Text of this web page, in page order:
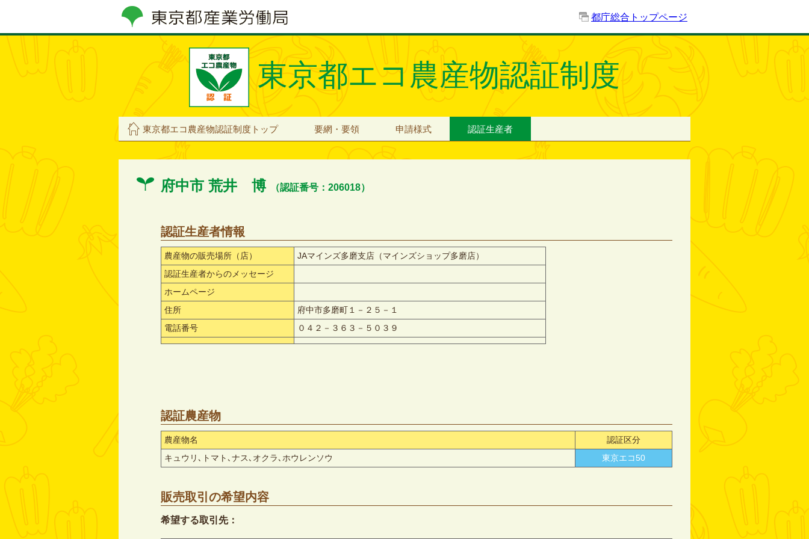
都庁総合トップページ
東京都エコ農産物認証制度
東京都エコ農産物認証制度トップ 要網・要領 申請様式 認証生産者
府中市 荒井 博 （認証番号：206018）
認証生産者情報
農産物の販売場所（店）
JAマインズ多磨支店（マインズショップ多磨店）
認証生産者からのメッセージ
ホームページ
住所
府中市多磨町１－２５－１
電話番号
０４２－３６３－５０３９
認証農産物
農産物名
認証区分
キュウリ､トマト､ナス､オクラ､ホウレンソウ
東京エコ50
販売取引の希望内容
希望する取引先：